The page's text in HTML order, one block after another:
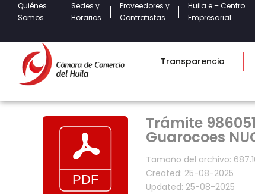
Quiénes
Somos
Sedes y
Horarios
Proveedores y
Contratistas
Huila e – Centro
Empresarial
Transparencia
Trámite
Guarocoes
Tamaño del archivo:
Created: 25-08-2025
Updated: 25-08-2025